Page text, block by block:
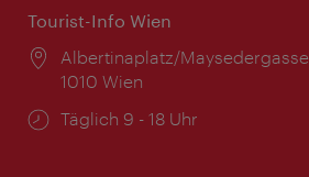
Tourist-Info Wien
Ort:
Albertinaplatz/Maysedergasse
1010 Wien
Öffnungszeiten:
Täglich 9 - 18 Uhr